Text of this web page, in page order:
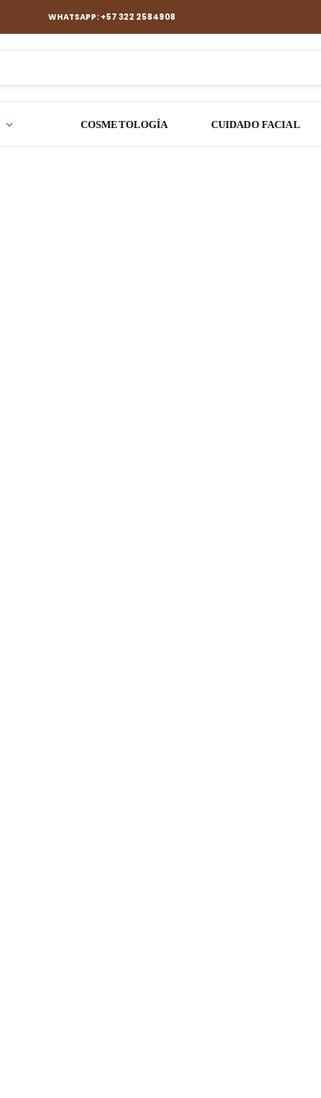
WHATSAPP: +57 322 2584908
COSMETOLOGÍA CUIDADO FACIAL